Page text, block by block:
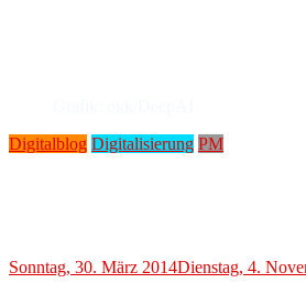
Digitalblog Digitalisierung PM
Sonntag, 30. März 2014Dienstag, 4.